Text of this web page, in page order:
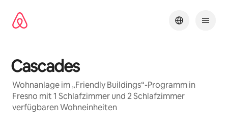
Inhalten
springen
Cascades
Wohnanlage im „Friendly Buildings“-Programm in
Fresno mit 1 Schlafzimmer und 2 Schlafzimmer
verfügbaren Wohneinheiten